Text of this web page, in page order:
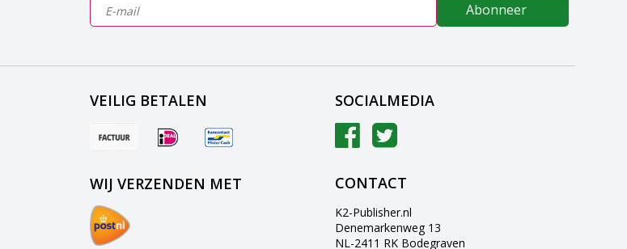
Abonneer
VEILIG BETALEN
WIJ VERZENDEN MET
SOCIALMEDIA
CONTACT
K2-Publisher.nl
Denemarkenweg 13
NL-2411 RK Bodegraven